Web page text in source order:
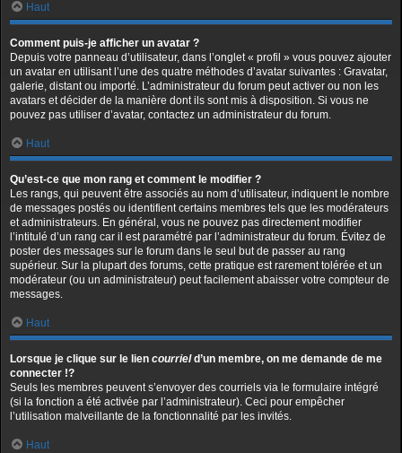
Haut
Comment puis-je afficher un avatar ?
Depuis votre panneau d’utilisateur, dans l’onglet « profil » vous pouvez ajouter
un avatar en utilisant l’une des quatre méthodes d’avatar suivantes : Gravatar,
galerie, distant ou importé. L’administrateur du forum peut activer ou non les
avatars et décider de la manière dont ils sont mis à disposition. Si vous ne
pouvez pas utiliser d’avatar, contactez un administrateur du forum.
Haut
Qu’est-ce que mon rang et comment le modifier ?
Les rangs, qui peuvent être associés au nom d’utilisateur, indiquent le nombre
de messages postés ou identifient certains membres tels que les modérateurs
et administrateurs. En général, vous ne pouvez pas directement modifier
l’intitulé d’un rang car il est paramétré par l’administrateur du forum. Évitez de
poster des messages sur le forum dans le seul but de passer au rang
supérieur. Sur la plupart des forums, cette pratique est rarement tolérée et un
modérateur (ou un administrateur) peut facilement abaisser votre compteur de
messages.
Haut
Lorsque je clique sur le lien courrield’un membre, on me demande de me
connecter !?
Seuls les membres peuvent s’envoyer des courriels via le formulaire intégré
(si la fonction a été activée par l’administrateur). Ceci pour empêcher
l’utilisation malveillante de la fonctionnalité par les invités.
Haut